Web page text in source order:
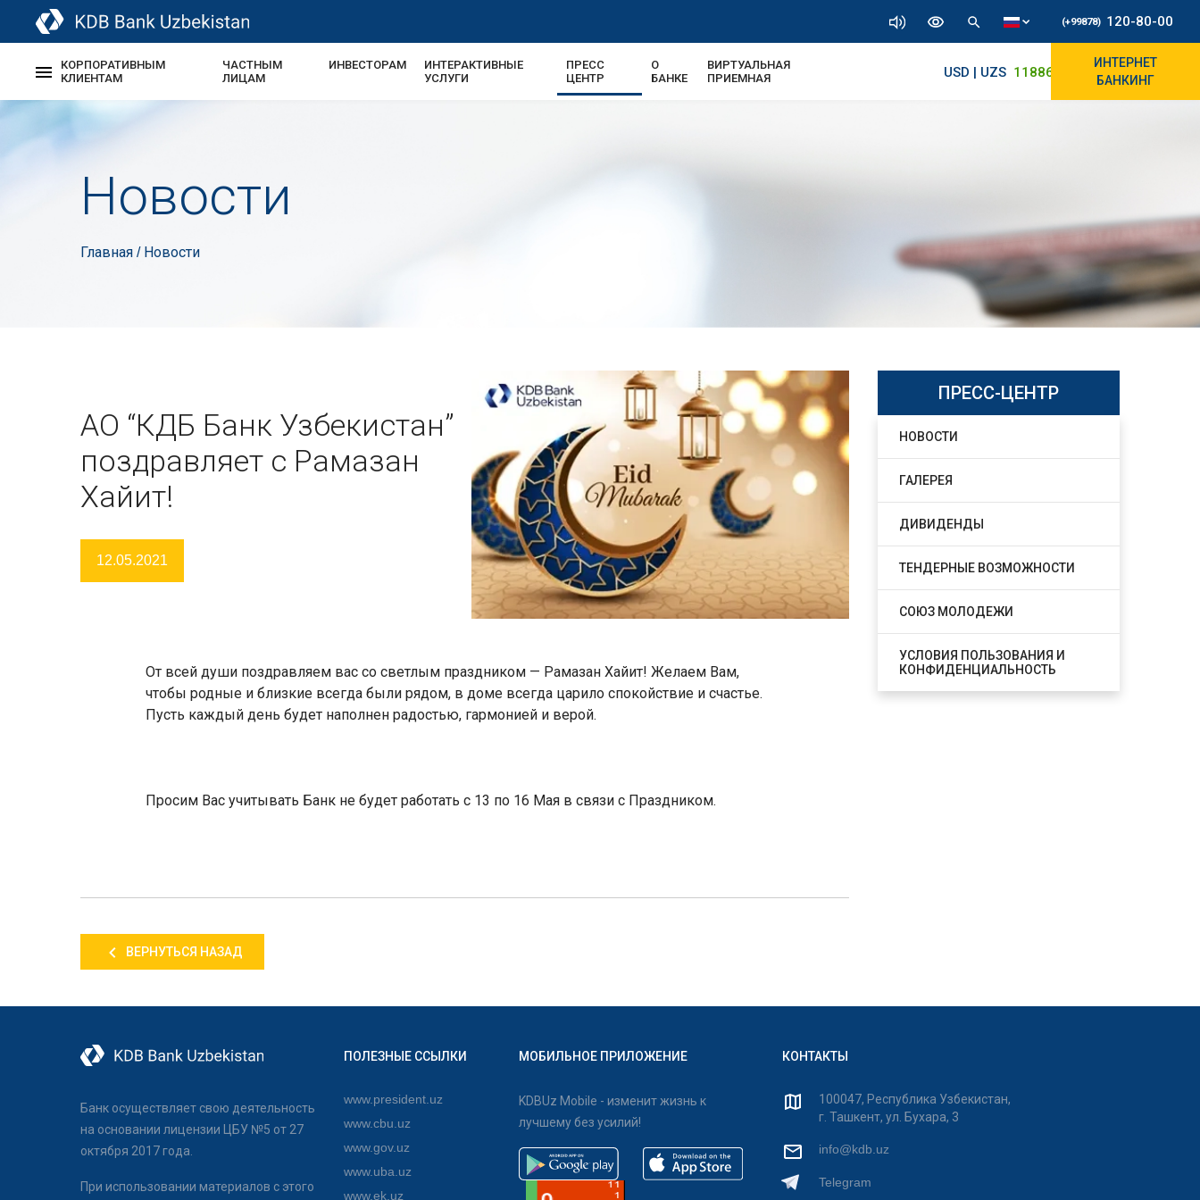
(+99878) 120-80-00
КОРПОРАТИВНЫМ
КЛИЕНТАМ
ЧАСТНЫМ
ЛИЦАМ
ИНВЕСТОРАМ
ИНТЕРАКТИВНЫЕ
УСЛУГИ
ПРЕСС
ЦЕНТР
О
БАНКЕ
ВИРТУАЛЬНАЯ
ПРИЕМНАЯ
USD | UZS 11886.72 11830/11965
ИНТЕРНЕТ
БАНКИНГ
Новости
Главная / Новости
АО “КДБ Банк Узбекистан”
поздравляет с Рамазан
Хайит!
12.05.2021
От всей души поздравляем вас со светлым праздником — Рамазан Хайит! Желаем Вам,
чтобы родные и близкие всегда были рядом, в доме всегда царило спокойствие и счастье.
Пусть каждый день будет наполнен радостью, гармонией и верой.
Просим Вас учитывать Банк не будет работать с 13 по 16 Мая в связи с Праздником.
ВЕРНУТЬСЯ НАЗАД
ПРЕСС-ЦЕНТР
НОВОСТИ
ГАЛЕРЕЯ
ДИВИДЕНДЫ
ТЕНДЕРНЫЕ ВОЗМОЖНОСТИ
СОЮЗ МОЛОДЕЖИ
УСЛОВИЯ ПОЛЬЗОВАНИЯ И
КОНФИДЕНЦИАЛЬНОСТЬ
Банк осуществляет свою деятельность
на основании лицензии ЦБУ №5 от 27
октября 2017 года.
При использовании материалов с этого
ПОЛЕЗНЫЕ ССЫЛКИ
www.president.uz
www.cbu.uz
www.gov.uz
www.uba.uz
www.ek.uz
МОБИЛЬНОЕ ПРИЛОЖЕНИЕ
KDBUz Mobile - изменит жизнь к
лучшему без усилий!
КОНТАКТЫ
100047, Республика Узбекистан,
г. Ташкент, ул. Бухара, 3
info@kdb.uz
Telegram